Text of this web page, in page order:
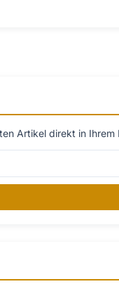
Artikel direkt in